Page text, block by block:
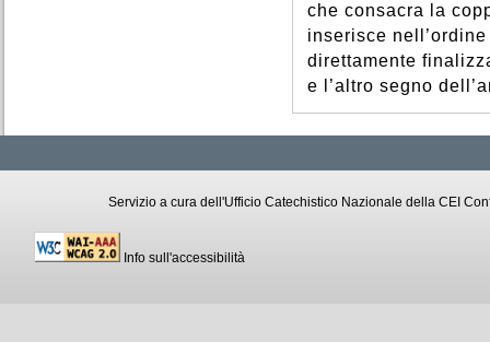
che consacra la
inserisce
direttamente
e l’altro segno
Servizio a cura dell'Ufficio Catechistico Nazionale della CEI
Info sull'accessibilità